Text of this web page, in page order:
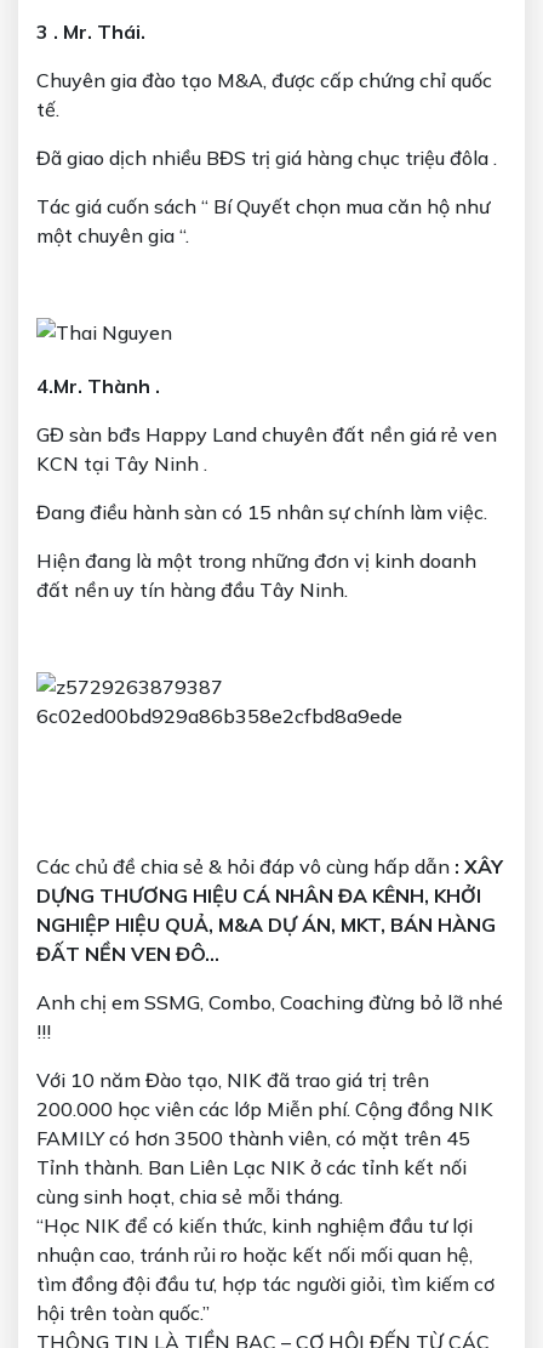
3 . Mr. Thái.
Chuyên gia đào tạo M&A, được cấp chứng chỉ quốc
tế.
Đã giao dịch nhiều BĐS trị giá hàng chục triệu đôla .
Tác giá cuốn sách “ Bí Quyết chọn mua căn hộ như
một chuyên gia “.
4.Mr. Thành .
GĐ sàn bđs Happy Land chuyên đất nền giá rẻ ven
KCN tại Tây Ninh .
Đang điều hành sàn có 15 nhân sự chính làm việc.
Hiện đang là một trong những đơn vị kinh doanh
đất nền uy tín hàng đầu Tây Ninh.
Các chủ đề chia sẻ & hỏi đáp vô cùng hấp dẫn : XÂY
DỰNG THƯƠNG HIỆU CÁ NHÂN ĐA KÊNH, KHỞI
NGHIỆP HIỆU QUẢ, M&A DỰ ÁN, MKT, BÁN HÀNG
ĐẤT NỀN VEN ĐÔ…
Anh chị em SSMG, Combo, Coaching đừng bỏ lỡ nhé
!!!
Với 10 năm Đào tạo, NIK đã trao giá trị trên
200.000 học viên các lớp Miễn phí. Cộng đồng NIK
FAMILY có hơn 3500 thành viên, có mặt trên 45
Tỉnh thành. Ban Liên Lạc NIK ở các tỉnh kết nối
cùng sinh hoạt, chia sẻ mỗi tháng.
“Học NIK để có kiến thức, kinh nghiệm đầu tư lợi
nhuận cao, tránh rủi ro hoặc kết nối mối quan hệ,
tìm đồng đội đầu tư, hợp tác người giỏi, tìm kiếm cơ
hội trên toàn quốc.”
THÔNG TIN LÀ TIỀN BẠC – CƠ HỘI ĐẾN TỪ CÁC